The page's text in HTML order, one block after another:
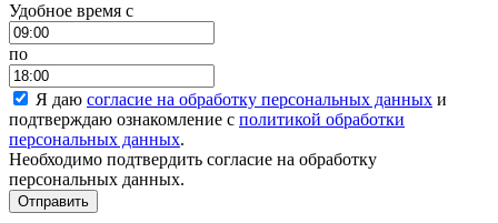
Удобное время c
по
Я даю согласие на обработку персональных данных и
подтверждаю ознакомление с политикой обработки
персональных данных.
Необходимо подтвердить согласие на обработку
персональных данных.
Отправить